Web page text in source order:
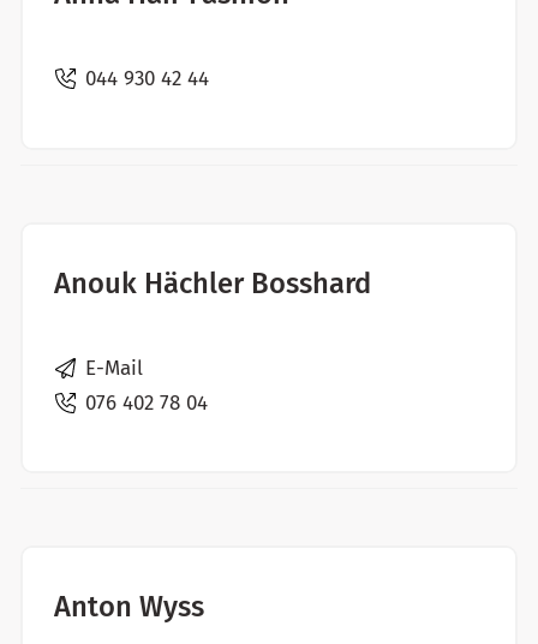
044 930 42 44
Anouk Hächler Bosshard
E-Mail
076 402 78 04
Anton Wyss